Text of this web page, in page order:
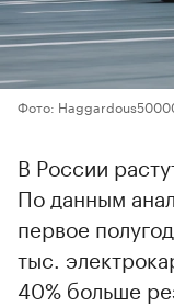
Фото:
В России
По данным
первое
тыс.
40% больше